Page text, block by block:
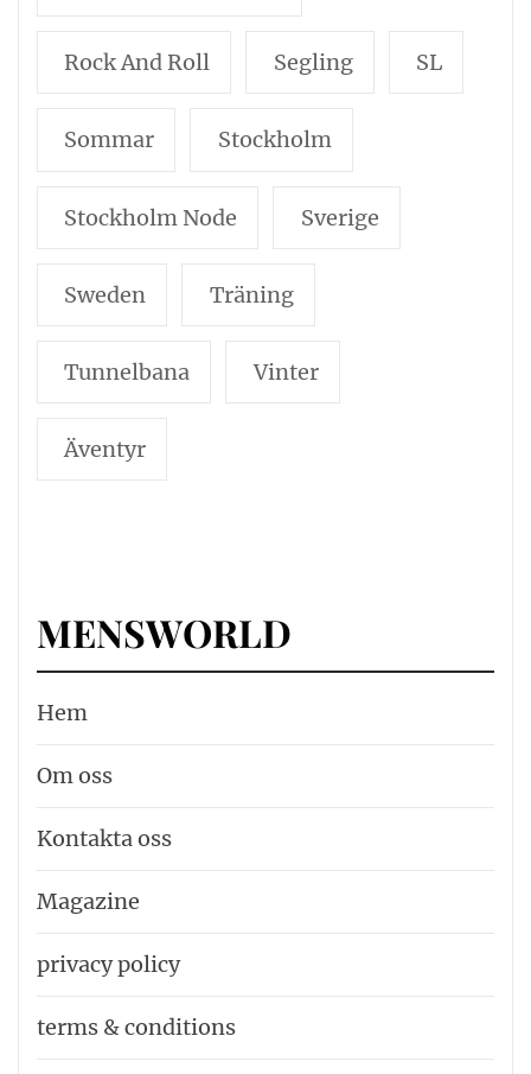
Rock And Roll Segling SL
Sommar Stockholm
Stockholm Node Sverige
Sweden Träning
Tunnelbana Vinter
Äventyr
MENSWORLD
Hem
Om oss
Kontakta oss
Magazine
privacy policy
terms & conditions